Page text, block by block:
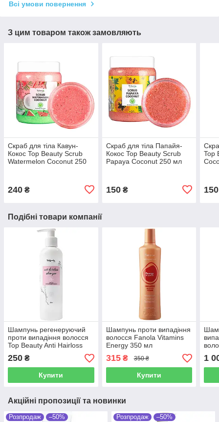
Всі умови повернення
З цим товаром також замовляють
Скраб для тіла Кавун-
Кокос Top Beauty Scrub
Watermelon Coconut 250
240 ₴
Скраб для тіла Папайя-
Кокос Top Beauty Scrub
Papaya Coconut 250 мл
150₴
Top
150
Подібні товари компанії
Шампунь регенеруючий
проти випадіння волосся
Top Beauty Anti Hairloss
Hair Shampoo 250 мл
250 ₴
Купити
Шампунь проти випадіння
волосся Fanola Vitamins
Energy 350 мл
315₴ 350 ₴
Купити
мл
1
Акційні пропозиції та новинки
Розпродаж –50% Розпродаж –50%